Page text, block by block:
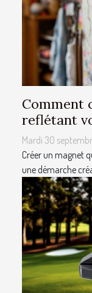
Comment
reflétant
Mardi 30
Créer un magnet
une démarche